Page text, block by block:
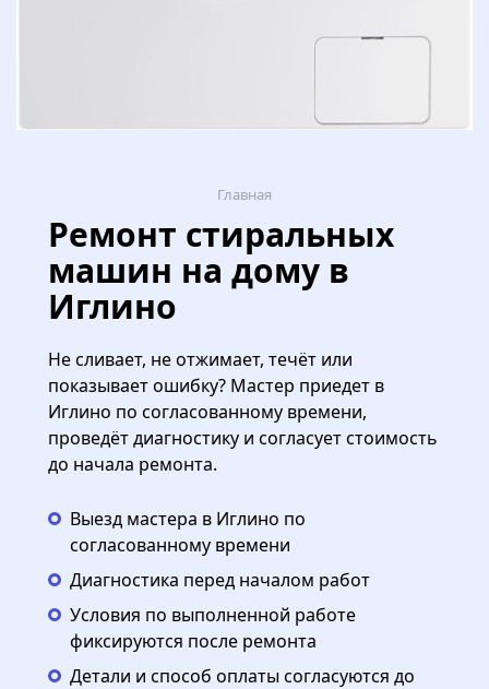
Главная
Ремонт стиральных
машин на дому в
Иглино
Не сливает, не отжимает, течёт или
показывает ошибку? Мастер приедет в
Иглино по согласованному времени,
проведёт диагностику и согласует стоимость
до начала ремонта.
Выезд мастера в Иглино по
согласованному времени
Диагностика перед началом работ
Условия по выполненной работе
фиксируются после ремонта
Детали и способ оплаты согласуются до